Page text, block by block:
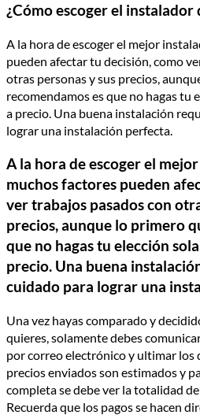
¿Cómo escoger el instalador
A la hora de escoger el mejor
pueden afectar tu decisión, como
otras personas y sus precios,
recomendamos es que no hagas tu
a precio. Una buena instalación
lograr una instalación perfecta.
A la hora de escoger el
muchos factores pueden
ver trabajos pasados con
precios, aunque lo primero
que no hagas tu elección
precio. Una buena
cuidado para lograr una
Una vez hayas comparado y
quieres, solamente debes
por correo electrónico y ultimar los
precios enviados son estimados y
completa se debe ver la totalidad
Recuerda que los pagos se hacen